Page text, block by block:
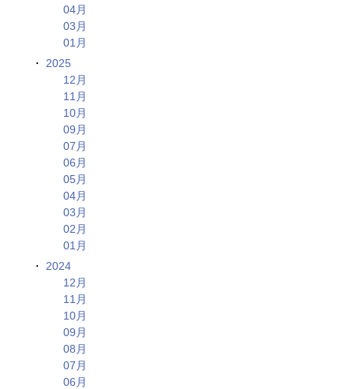
04月
03月
01月
2025
12月
11月
10月
09月
07月
06月
05月
04月
03月
02月
01月
2024
12月
11月
10月
09月
08月
07月
06月